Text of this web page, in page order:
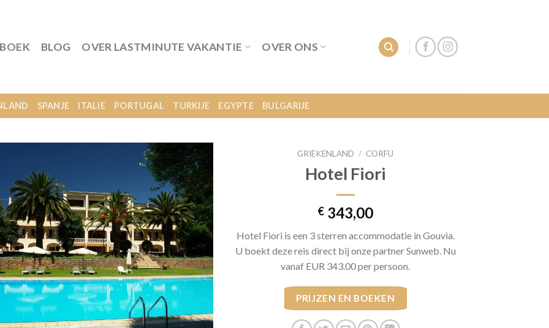
BLOG OVER LASTMINUTE VAKANTIE OVER ONS
SPANJE ITALIE PORTUGAL TURKIJE EGYPTE BULGARIJE
GRIEKENLAND / CORFU
Hotel Fiori
€ 343,00
Hotel Fiori is een 3 sterren accommodatie in Gouvia.
U boekt deze reis direct bij onze partner Sunweb. Nu
vanaf EUR 343.00 per persoon.
PRIJZEN EN BOEKEN